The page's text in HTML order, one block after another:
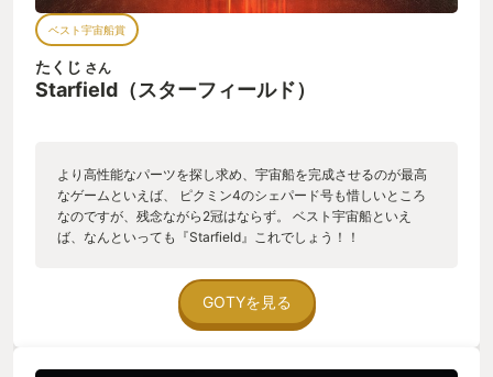
ベスト宇宙船賞
たくじ さん
Starfield（スターフィールド）
より高性能なパーツを探し求め、宇宙船を完成させるのが最高
なゲームといえば、 ピクミン4のシェパード号も惜しいところ
なのですが、残念ながら2冠はならず。 ベスト宇宙船といえ
ば、なんといっても『Starfield』これでしょう！！
見える後味こってりなクエスト、狂気じみたNPC・設定など、
これぞBethesdaクオリティ。君はやべえ実験がおこなわれてい
る惑星にたどり着いたか。 舞台は広大な銀河系（のうち約120
GOTYを見る